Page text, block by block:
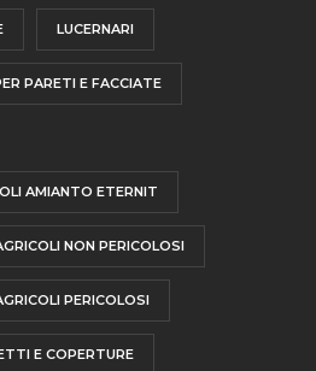
LUCERNARI
PARETI E FACCIATE
AMIANTO ETERNIT
NON PERICOLOSI
PERICOLOSI
E COPERTURE